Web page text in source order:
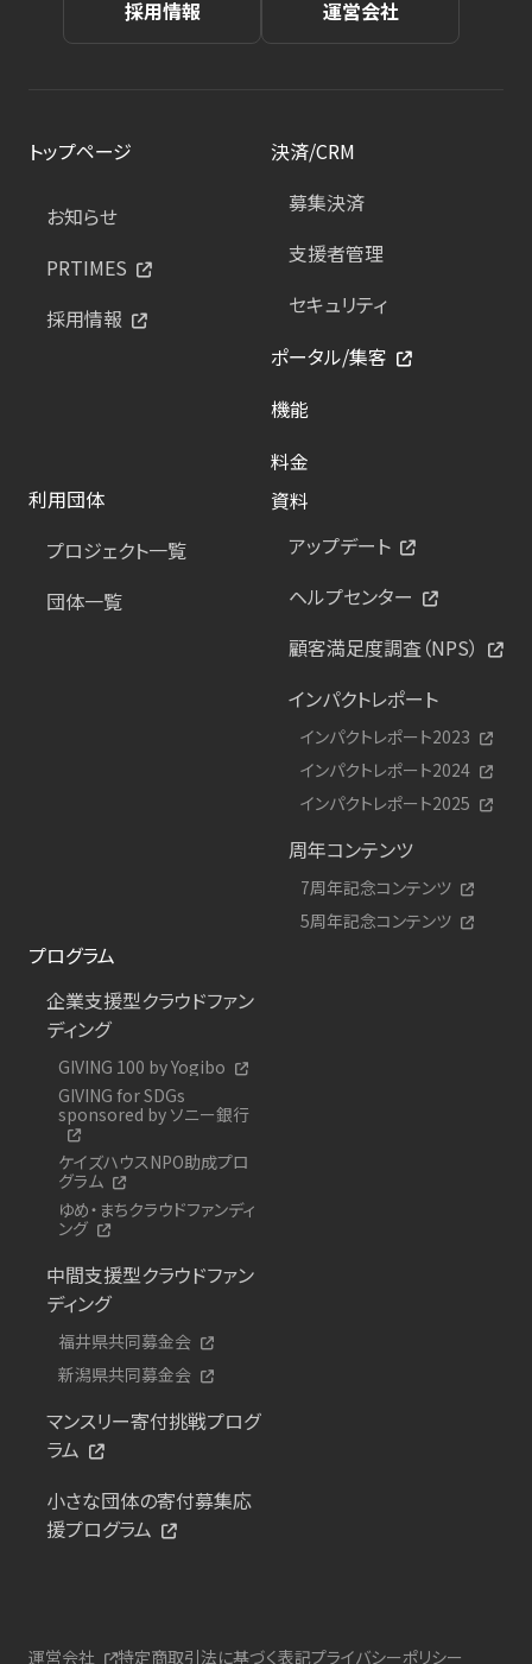
採用情報 運営会社
トップページ
お知らせ
PRTIMES
採用情報
決済/CRM
募集決済
支援者管理
セキュリティ
ポータル/集客
機能
料金
利用団体
プロジェクト一覧
団体一覧
資料
アップデート
ヘルプセンター
顧客満足度調査（NPS）
インパクトレポート
インパクトレポート2023
インパクトレポート2024
インパクトレポート2025
周年コンテンツ
7周年記念コンテンツ
5周年記念コンテンツ
プログラム
企業支援型クラウドファン
ディング
GIVING 100 by Yogibo
GIVING for SDGs
sponsored by ソニー銀行
ケイズハウスNPO助成プロ
グラム
ゆめ・まちクラウドファンディ
ング
中間支援型クラウドファン
ディング
福井県共同募金会
新潟県共同募金会
マンスリー寄付挑戦プログ
ラム
小さな団体の寄付募集応
援プログラム
運営会社 特定商取引法に基づく表記プライバシーポリシー